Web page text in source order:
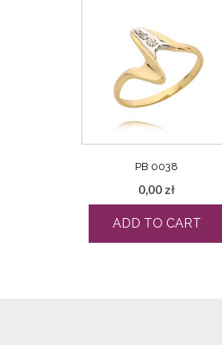
PB 0038
0,00 zł
ADD TO CART